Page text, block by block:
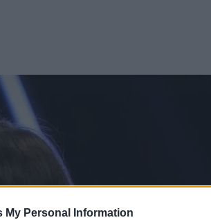
My Personal Information